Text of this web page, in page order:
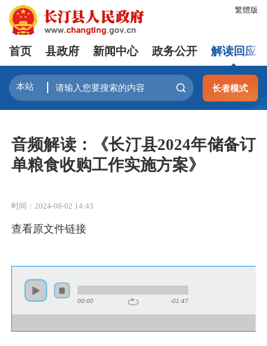
繁體版
首页 县政府 新闻中心 政务公开 解读回应
长者模式
音频解读：《长汀县2024年储备订
单粮食收购工作实施方案》
时间：2024-08-02 14:43
查看原文件链接
00:00 -01:47